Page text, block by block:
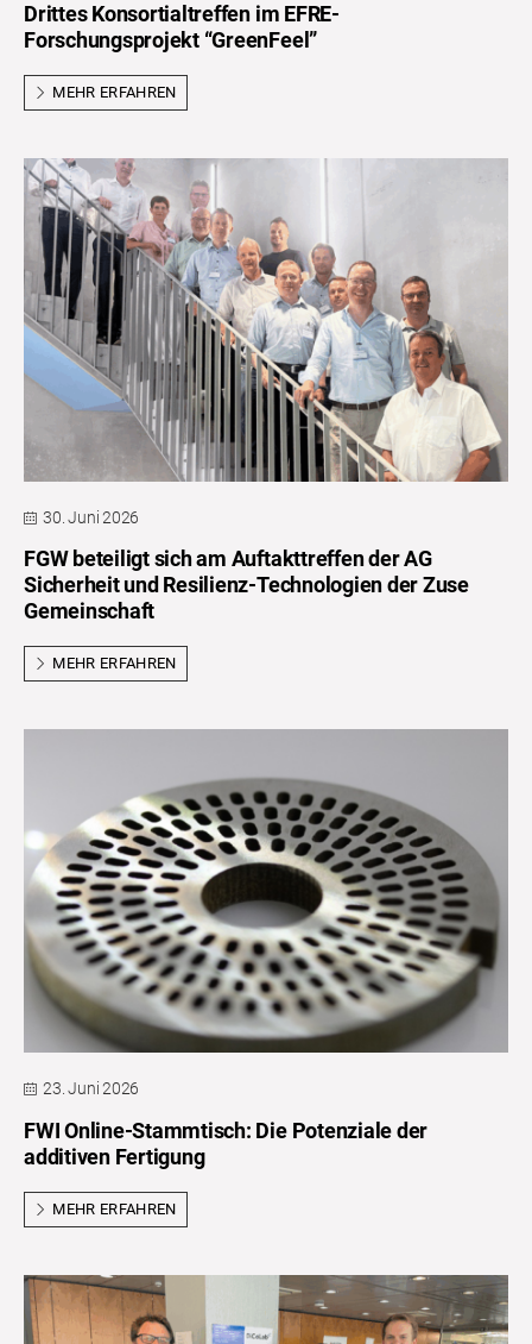
Drittes Konsortialtreffen im EFRE-
Forschungsprojekt “GreenFeel”
MEHR ERFAHREN
30. Juni 2026
FGW beteiligt sich am Auftakttreffen der AG
Sicherheit und Resilienz-Technologien der Zuse
Gemeinschaft
MEHR ERFAHREN
23. Juni 2026
FWI Online-Stammtisch: Die Potenziale der
additiven Fertigung
MEHR ERFAHREN